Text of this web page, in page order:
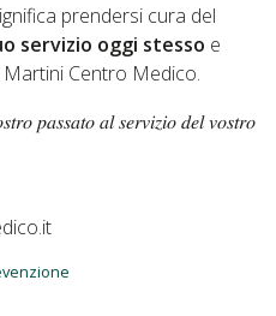
prendersi cura del
servizio oggi stesso e
Centro Medico.
𝑎𝑙 𝑠𝑒𝑟𝑣𝑖𝑧𝑖𝑜 𝑑𝑒𝑙 𝑣𝑜𝑠𝑡𝑟𝑜